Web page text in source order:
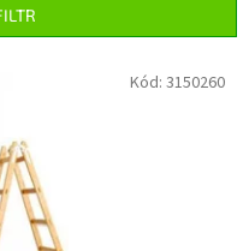
Kód: 3150260